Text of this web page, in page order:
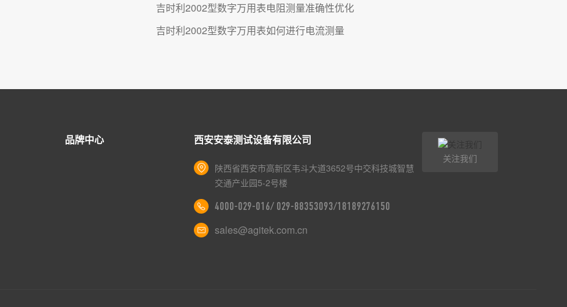
吉时利2002型数字万用表电阻测量准确性优化
吉时利2002型数字万用表如何进行电流测量
品牌中心 西安安泰测试设备有限公司
陕西省西安市高新区韦斗大道3652号中交科技城智慧
交通产业园5-2号楼
4000-029-016/ 029-88353093/18189276150
sales@agitek.com.cn
关注我们